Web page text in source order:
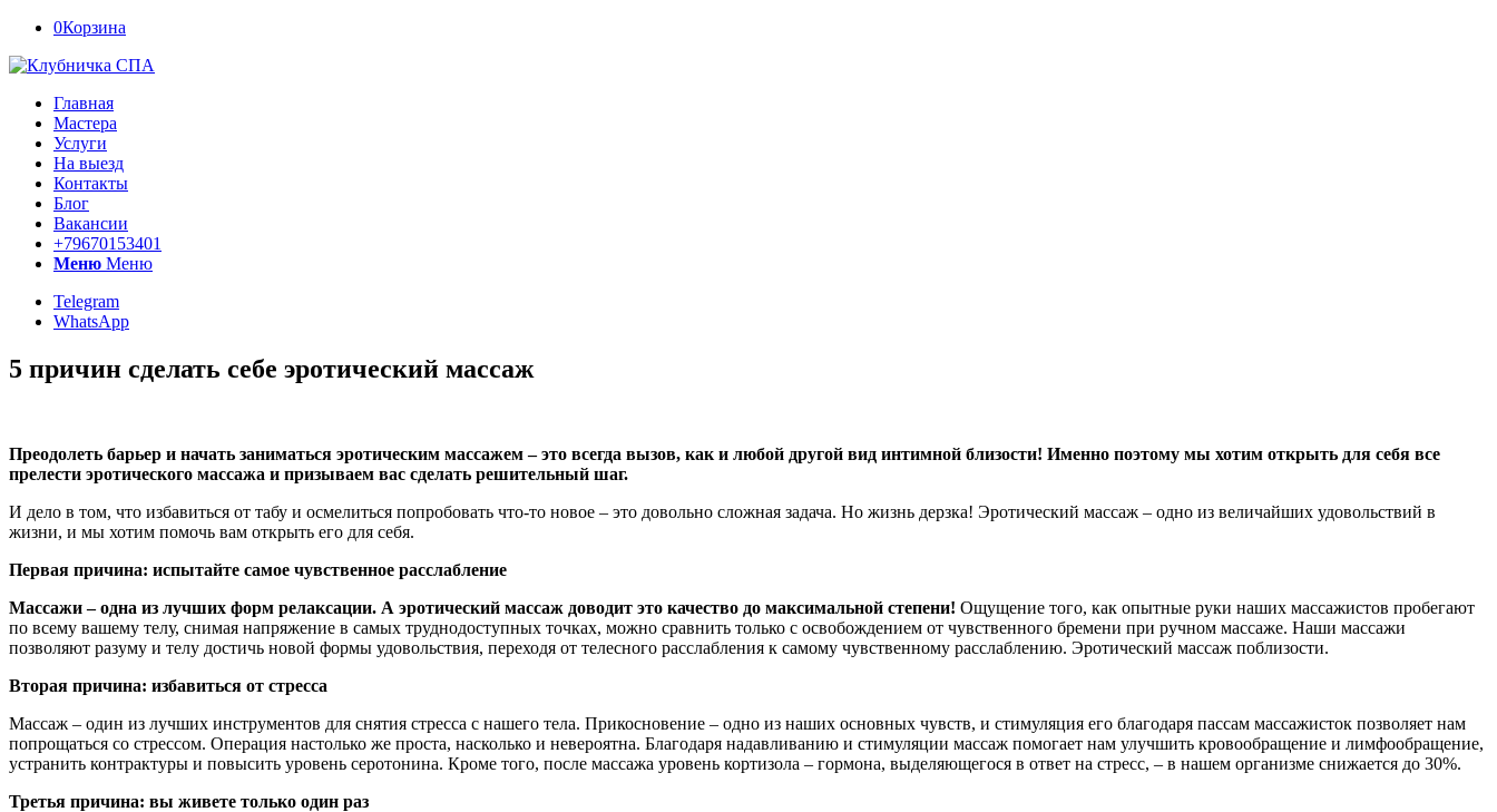
0Корзина
Главная
Мастера
Услуги
На выезд
Контакты
Блог
Вакансии
+79670153401
Меню Меню
Telegram
WhatsApp
5 причин сделать себе эротический массаж
Преодолеть барьер и начать заниматься эротическим массажем – это всегда вызов, как и любой другой вид интимной близости! Именно поэтому мы хотим открыть для себя все
прелести эротического массажа и призываем вас сделать решительный шаг.
И дело в том, что избавиться от табу и осмелиться попробовать что-то новое – это довольно сложная задача. Но жизнь дерзка! Эротический массаж – одно из величайших удовольствий в
жизни, и мы хотим помочь вам открыть его для себя.
Первая причина: испытайте самое чувственное расслабление
Массажи – одна из лучших форм релаксации. А эротический массаж доводит это качество до максимальной степени! Ощущение того, как опытные руки наших массажистов пробегают
по всему вашему телу, снимая напряжение в самых труднодоступных точках, можно сравнить только с освобождением от чувственного бремени при ручном массаже. Наши массажи
позволяют разуму и телу достичь новой формы удовольствия, переходя от телесного расслабления к самому чувственному расслаблению. Эротический массаж поблизости.
Вторая причина: избавиться от стресса
Массаж – один из лучших инструментов для снятия стресса с нашего тела. Прикосновение – одно из наших основных чувств, и стимуляция его благодаря пассам массажисток позволяет нам
попрощаться со стрессом. Операция настолько же проста, насколько и невероятна. Благодаря надавливанию и стимуляции массаж помогает нам улучшить кровообращение и лимфообращение,
устранить контрактуры и повысить уровень серотонина. Кроме того, после массажа уровень кортизола – гормона, выделяющегося в ответ на стресс, – в нашем организме снижается до 30%.
Третья причина: вы живете только один раз